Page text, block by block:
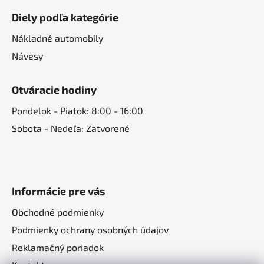
Diely podľa kategórie
Nákladné automobily
Návesy
Otváracie hodiny
Pondelok - Piatok: 8:00 - 16:00
Sobota - Nedeľa: Zatvorené
Informácie pre vás
Obchodné podmienky
Podmienky ochrany osobných údajov
Reklamačný poriadok